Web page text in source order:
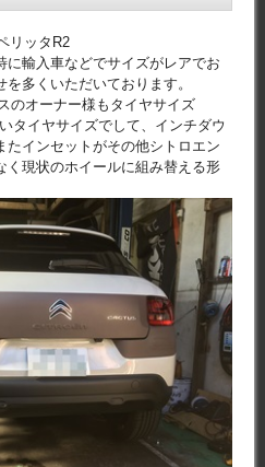
リッタR2
輸入車などでサイズがレアでお
多くいただいております。
のオーナー様もタイヤサイズ
タイヤサイズでして、インチダウ
たインセットがその他シトロエン
く現状のホイールに組み替える形